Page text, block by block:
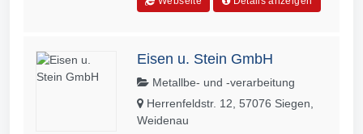
Eisen u. Stein GmbH
Metallbe- und -verarbeitung
Herrenfeldstr. 12, 57076 Siegen,
Weidenau